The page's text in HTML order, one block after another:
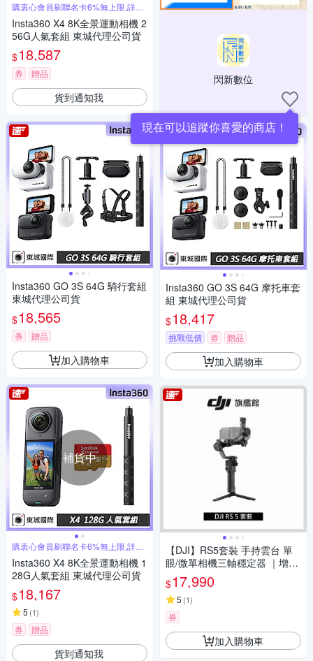
購衷心會員刷聯名卡6%無上限,詳見
賣場
Insta360 X4 8K全景運動相機 2
56G人氣套組 東城代理公司貨
$18,587
券 贈品
貨到通知我
Insta360 GO 3S 64G 騎行套組
東城代理公司貨
$18,565
券 贈品
加入購物車
補貨中
購衷心會員刷聯名卡6%無上限,詳見
賣場
Insta360 X4 8K全景運動相機 1
28G人氣套組 東城代理公司貨
$18,167
5 (1)
券 贈品
貨到通知我
閃新數位
現在可以追蹤你喜愛的商店！
Insta360 GO 3S 64G 摩托車套
組 東城代理公司貨
$18,417
挑戰低價 券 贈品
加入購物車
【DJI】RS5套裝 手持雲台 單
眼/微單相機三軸穩定器 ｜增強
智慧追蹤｜三軸微調旋鈕調平
更快
$17,990
5 (1)
券
加入購物車